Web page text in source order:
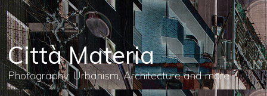
メ
イ
ン
コ
ン
テ
ン
へ
Città Materia
Photography, Urbanism, Architecture and more